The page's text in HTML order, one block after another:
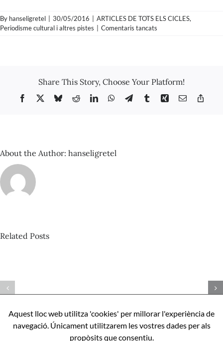
By hanseligretel 30/05/2016 ARTICLES DE TOTS ELS CICLES,
Periodisme cultural i altres pistes
Comentaris tancats
la
crítica
com
Share This Story, Choose Your Platform!
Facebook BlueskyRedditLinkedInWhatsApp
TelegramTumblrXing Email
About the Author: hanseligretel
Related Posts
ser
apunts
sobre
92_Amen
binaural
Aquest lloc web utilitza 'cookies' per millorar l'experiència de
navegació. Únicament utilitzarem les vostres dades per als
propòsits que consentiu.